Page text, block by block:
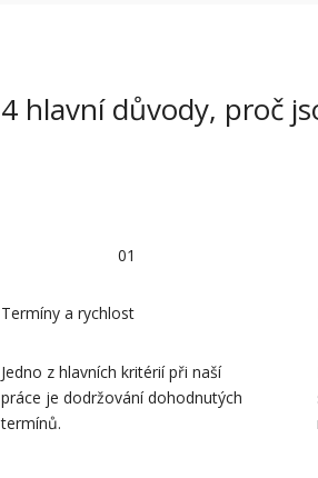
4 hlavní důvody, proč
01
Termíny a rychlost
Jedno z hlavních kritérií při naší
práce je dodržování dohodnutých
termínů.